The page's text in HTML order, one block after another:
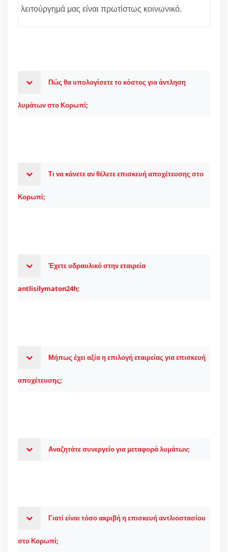
λειτούργημά μας είναι πρωτίστως κοινωνικό.
Πώς θα υπολογίσετε το κόστος για άντληση
λυμάτων στο Κορωπί;
Τι να κάνετε αν θέλετε επισκευή αποχέτευσης στο
Κορωπί;
Έχετε υδραυλικό στην εταιρεία
antlisilymaton24h;
Μήπως έχει αξία η επιλογή εταιρείας για επισκευή
αποχέτευσης;
Αναζητάτε συνεργείο για μεταφορά λυμάτων;
Γιατί είναι τόσο ακριβή η επισκευή αντλιοστασίου
στο Κορωπί;